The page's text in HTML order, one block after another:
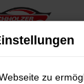
zu